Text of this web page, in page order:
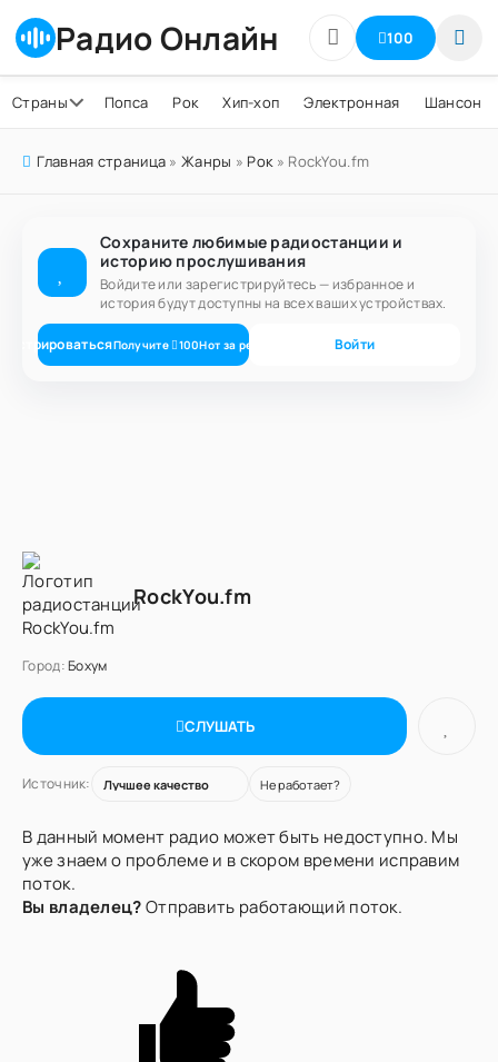
Радио Онлайн 100
Страны Попса Рок Хип-хоп Электронная Шансон
Главная страница »Жанры » Рок» RockYou.fm
Сохраните любимые радиостанции и
историю прослушивания
Войдите или зарегистрируйтесь — избранное и
история будут доступны на всех ваших устройствах.
Получите 100Нот за регистрацию Войти
RockYou.fm
Город:Бохум
СЛУШАТЬ
Источник: Не работает?
В данный момент радио может быть недоступно. Мы
уже знаем о проблеме и в скором времени исправим
поток.
Вы владелец?Отправить работающий поток.